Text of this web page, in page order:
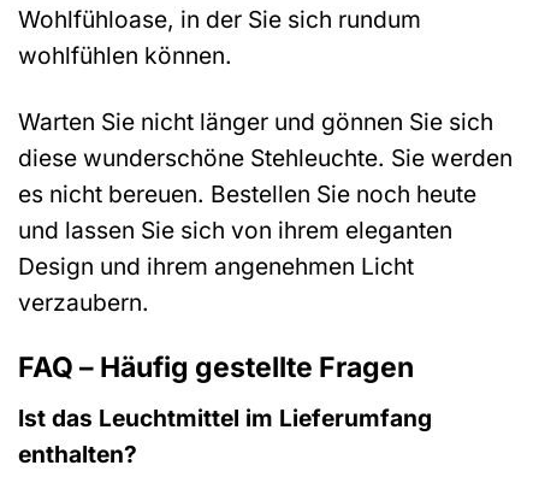
Wohlfühloase, in der Sie sich rundum
wohlfühlen können.
Warten Sie nicht länger und gönnen Sie sich
diese wunderschöne Stehleuchte. Sie werden
es nicht bereuen. Bestellen Sie noch heute
und lassen Sie sich von ihrem eleganten
Design und ihrem angenehmen Licht
verzaubern.
FAQ – Häufig gestellte Fragen
Ist das Leuchtmittel im Lieferumfang
enthalten?